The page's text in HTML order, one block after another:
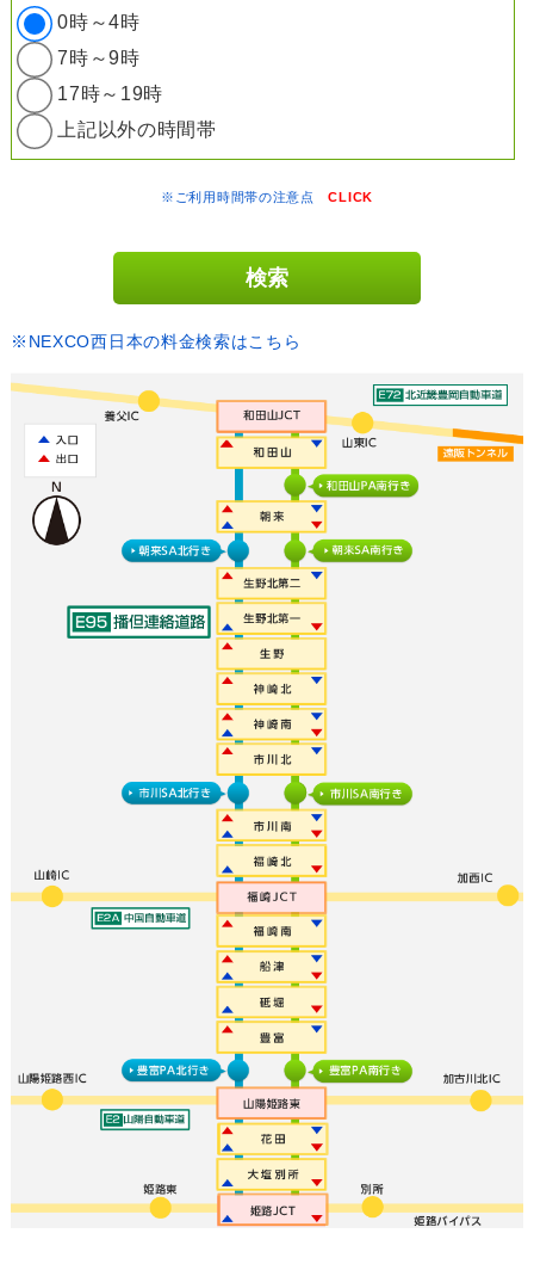
0時～4時
7時～9時
17時～19時
上記以外の時間帯
※ご利用時間帯の注意点CLICK
※NEXCO西日本の料金検索はこちら